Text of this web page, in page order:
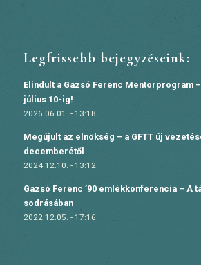
Legfrissebb bejegyzéseink:
Elindult a Gazsó Ferenc Mentorprogram
július 10-ig!
2026.06.01. - 13:18
Megújult az elnökség – a GFTT új
decemberétől
2024.12.10. - 13:12
Gazsó Ferenc ’90 emlékkonferencia – A
sodrásában
2022.12.05. - 17:16